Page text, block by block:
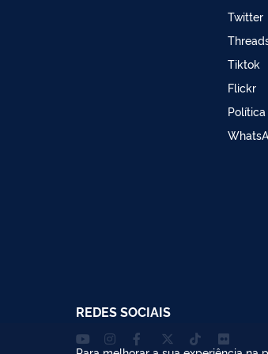
Twitter
Tiktok
Flickr
REDES SOCIAIS